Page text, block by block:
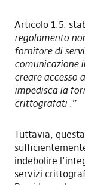
Articolo 1.5.
regolamento
fornitore di
comunicazione
creare accesso
impedisca la
crittografati.”
Tuttavia,
indebolire
servizi